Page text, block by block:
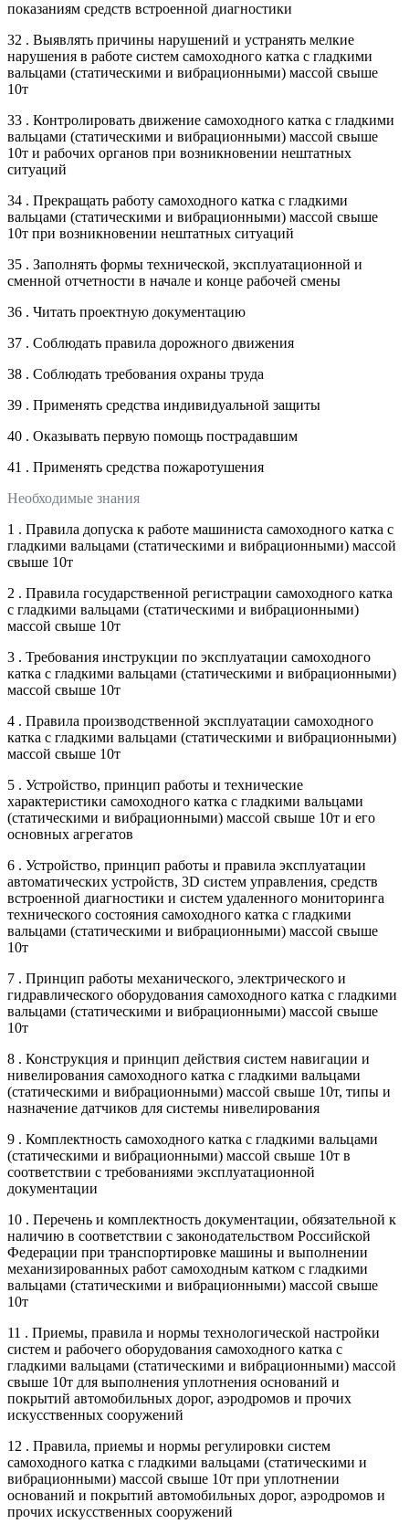
показаниям средств встроенной диагностики
32 . Выявлять причины нарушений и устранять мелкие
нарушения в работе систем самоходного катка с гладкими
вальцами (статическими и вибрационными) массой свыше
10т
33 . Контролировать движение самоходного катка с гладкими
вальцами (статическими и вибрационными) массой свыше
10т и рабочих органов при возникновении нештатных
ситуаций
34 . Прекращать работу самоходного катка с гладкими
вальцами (статическими и вибрационными) массой свыше
10т при возникновении нештатных ситуаций
35 . Заполнять формы технической, эксплуатационной и
сменной отчетности в начале и конце рабочей смены
36 . Читать проектную документацию
37 . Соблюдать правила дорожного движения
38 . Соблюдать требования охраны труда
39 . Применять средства индивидуальной защиты
40 . Оказывать первую помощь пострадавшим
41 . Применять средства пожаротушения
Необходимые знания
1 . Правила допуска к работе машиниста самоходного катка с
гладкими вальцами (статическими и вибрационными) массой
свыше 10т
2 . Правила государственной регистрации самоходного катка
с гладкими вальцами (статическими и вибрационными)
массой свыше 10т
3 . Требования инструкции по эксплуатации самоходного
катка с гладкими вальцами (статическими и вибрационными)
массой свыше 10т
4 . Правила производственной эксплуатации самоходного
катка с гладкими вальцами (статическими и вибрационными)
массой свыше 10т
5 . Устройство, принцип работы и технические
характеристики самоходного катка с гладкими вальцами
(статическими и вибрационными) массой свыше 10т и его
основных агрегатов
6 . Устройство, принцип работы и правила эксплуатации
автоматических устройств, 3D систем управления, средств
встроенной диагностики и систем удаленного мониторинга
технического состояния самоходного катка с гладкими
вальцами (статическими и вибрационными) массой свыше
10т
7 . Принцип работы механического, электрического и
гидравлического оборудования самоходного катка с гладкими
вальцами (статическими и вибрационными) массой свыше
10т
8 . Конструкция и принцип действия систем навигации и
нивелирования самоходного катка с гладкими вальцами
(статическими и вибрационными) массой свыше 10т, типы и
назначение датчиков для системы нивелирования
9 . Комплектность самоходного катка с гладкими вальцами
(статическими и вибрационными) массой свыше 10т в
соответствии с требованиями эксплуатационной
документации
10 . Перечень и комплектность документации, обязательной к
наличию в соответствии с законодательством Российской
Федерации при транспортировке машины и выполнении
механизированных работ самоходным катком с гладкими
вальцами (статическими и вибрационными) массой свыше
10т
11 . Приемы, правила и нормы технологической настройки
систем и рабочего оборудования самоходного катка с
гладкими вальцами (статическими и вибрационными) массой
свыше 10т для выполнения уплотнения оснований и
покрытий автомобильных дорог, аэродромов и прочих
искусственных сооружений
12 . Правила, приемы и нормы регулировки систем
самоходного катка с гладкими вальцами (статическими и
вибрационными) массой свыше 10т при уплотнении
оснований и покрытий автомобильных дорог, аэродромов и
прочих искусственных сооружений